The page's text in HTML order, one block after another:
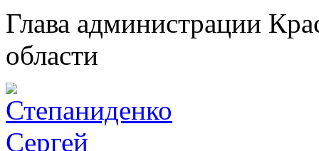
Глава администрации
области